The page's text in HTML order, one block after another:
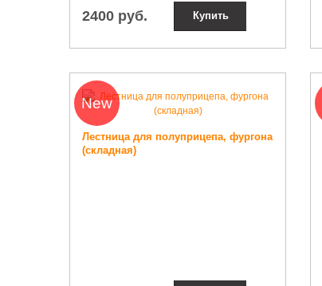
2400 руб. Купить
New
Лестница для полуприцепа, фургона
(складная)